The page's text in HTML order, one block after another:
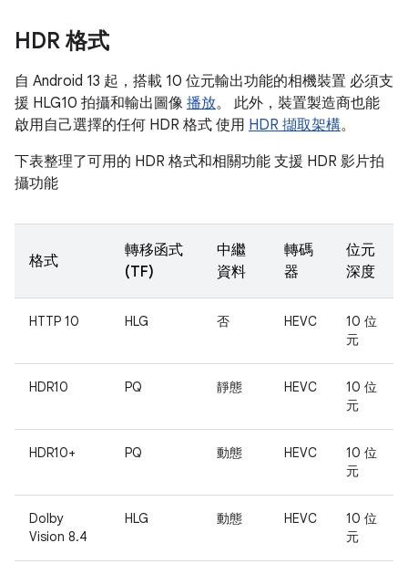
HDR 格式
自 Android 13 起，搭載 10 位元輸出功能的相機裝置 必須支
援 HLG10 拍攝和輸出圖像 播放。 此外，裝置製造商也能
啟用自己選擇的任何 HDR 格式 使用 HDR 擷取架構。
下表整理了可用的 HDR 格式和相關功能 支援 HDR 影片拍
攝功能
格式
轉移函式
(TF)
中繼
資料
轉碼
器
位元
深度
HTTP 10 HLG 否 HEVC
10 位
元
HDR10 PQ 靜態 HEVC
10 位
元
HDR10+ PQ 動態 HEVC
10 位
元
Dolby
Vision 8.4
HLG 動態 HEVC
10 位
元